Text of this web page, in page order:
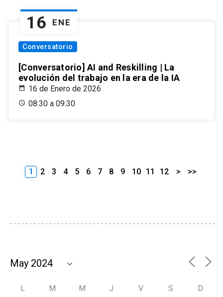
16 ENE
Conversatorio
[Conversatorio] AI and Reskilling | La
evolución del trabajo en la era de la IA
16 de Enero de 2026
08:30 a 09:30
1 2 3 4 5 6 7 8 9 10 11 12 > >>
L M M J V S D